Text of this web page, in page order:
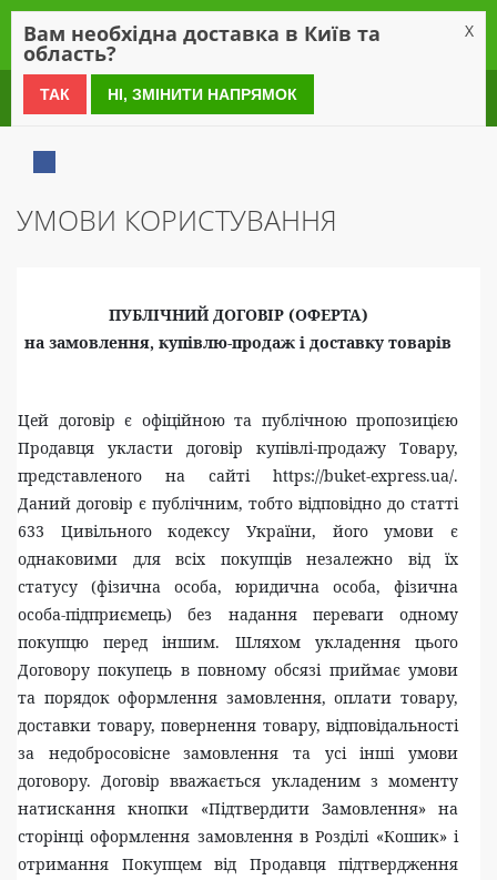
0 800 21 54 55
УМОВИ КОРИСТУВАННЯ
ПУБЛІЧНИЙ ДОГОВІР (ОФЕРТА)
на замовлення, купівлю-продаж і доставку товарів
Цей договір є офіційною та публічною пропозицією
Продавця укласти договір купівлі-продажу Товару,
представленого на сайті https://buket-express.ua/.
Даний договір є публічним, тобто відповідно до статті
633 Цивільного кодексу України, його умови є
однаковими для всіх покупців незалежно від їх
статусу (фізична особа, юридична особа, фізична
особа-підприємець) без надання переваги одному
покупцю перед іншим. Шляхом укладення цього
Договору покупець в повному обсязі приймає умови
та порядок оформлення замовлення, оплати товару,
доставки товару, повернення товару, відповідальності
за недобросовісне замовлення та усі інші умови
договору. Договір вважається укладеним з моменту
натискання кнопки «Підтвердити Замовлення» на
сторінці оформлення замовлення в Розділі «Кошик» і
отримання Покупцем від Продавця підтвердження
Вам необхідна доставка в Київ та
область?
X
ТАК НІ, ЗМІНИТИ НАПРЯМОК